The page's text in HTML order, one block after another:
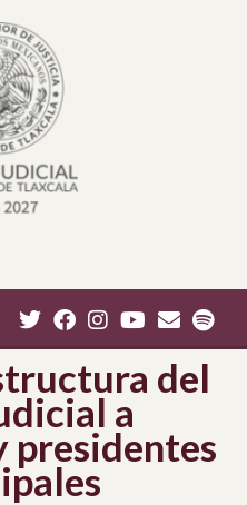
del
a
presidentes